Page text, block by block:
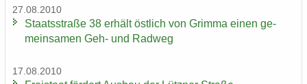
27.08.2010
Staats­stra­ße 38 er­hält öst­lich von Grim­ma einen ge­
mein­sa­men Geh- und Rad­weg
17.08.2010